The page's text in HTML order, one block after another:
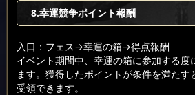
8.幸運競争ポイント報酬
入口：フェス→幸運の箱→得点報酬
イベント期間中、幸運の箱に参加する度
ます。獲得したポイントが条件を満た
受領できます。